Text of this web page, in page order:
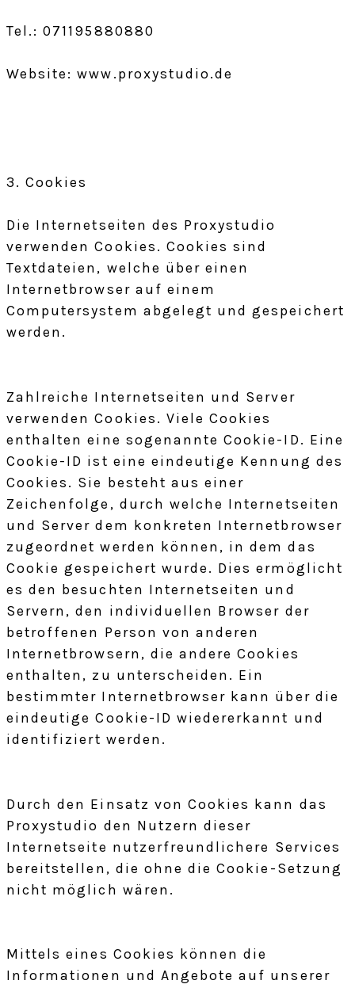
Tel.: 071195880880
Website: www.proxystudio.de
3. Cookies
Die Internetseiten des Proxystudio
verwenden Cookies. Cookies sind
Textdateien, welche über einen
Internetbrowser auf einem
Computersystem abgelegt und gespeichert
werden.
Zahlreiche Internetseiten und Server
verwenden Cookies. Viele Cookies
enthalten eine sogenannte Cookie-ID. Eine
Cookie-ID ist eine eindeutige Kennung des
Cookies. Sie besteht aus einer
Zeichenfolge, durch welche Internetseiten
und Server dem konkreten Internetbrowser
zugeordnet werden können, in dem das
Cookie gespeichert wurde. Dies ermöglicht
es den besuchten Internetseiten und
Servern, den individuellen Browser der
betroffenen Person von anderen
Internetbrowsern, die andere Cookies
enthalten, zu unterscheiden. Ein
bestimmter Internetbrowser kann über die
eindeutige Cookie-ID wiedererkannt und
identifiziert werden.
Durch den Einsatz von Cookies kann das
Proxystudio den Nutzern dieser
Internetseite nutzerfreundlichere Services
bereitstellen, die ohne die Cookie-Setzung
nicht möglich wären.
Mittels eines Cookies können die
Informationen und Angebote auf unserer